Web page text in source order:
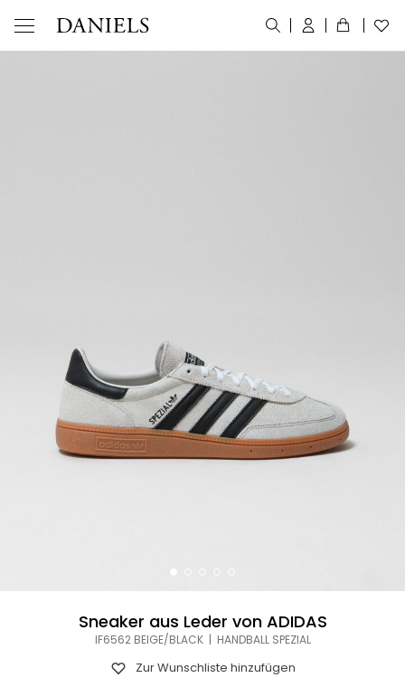
Sneaker aus Leder von ADIDAS
IF6562 BEIGE/BLACK | HANDBALL SPEZIAL
Zur Wunschliste hinzufügen